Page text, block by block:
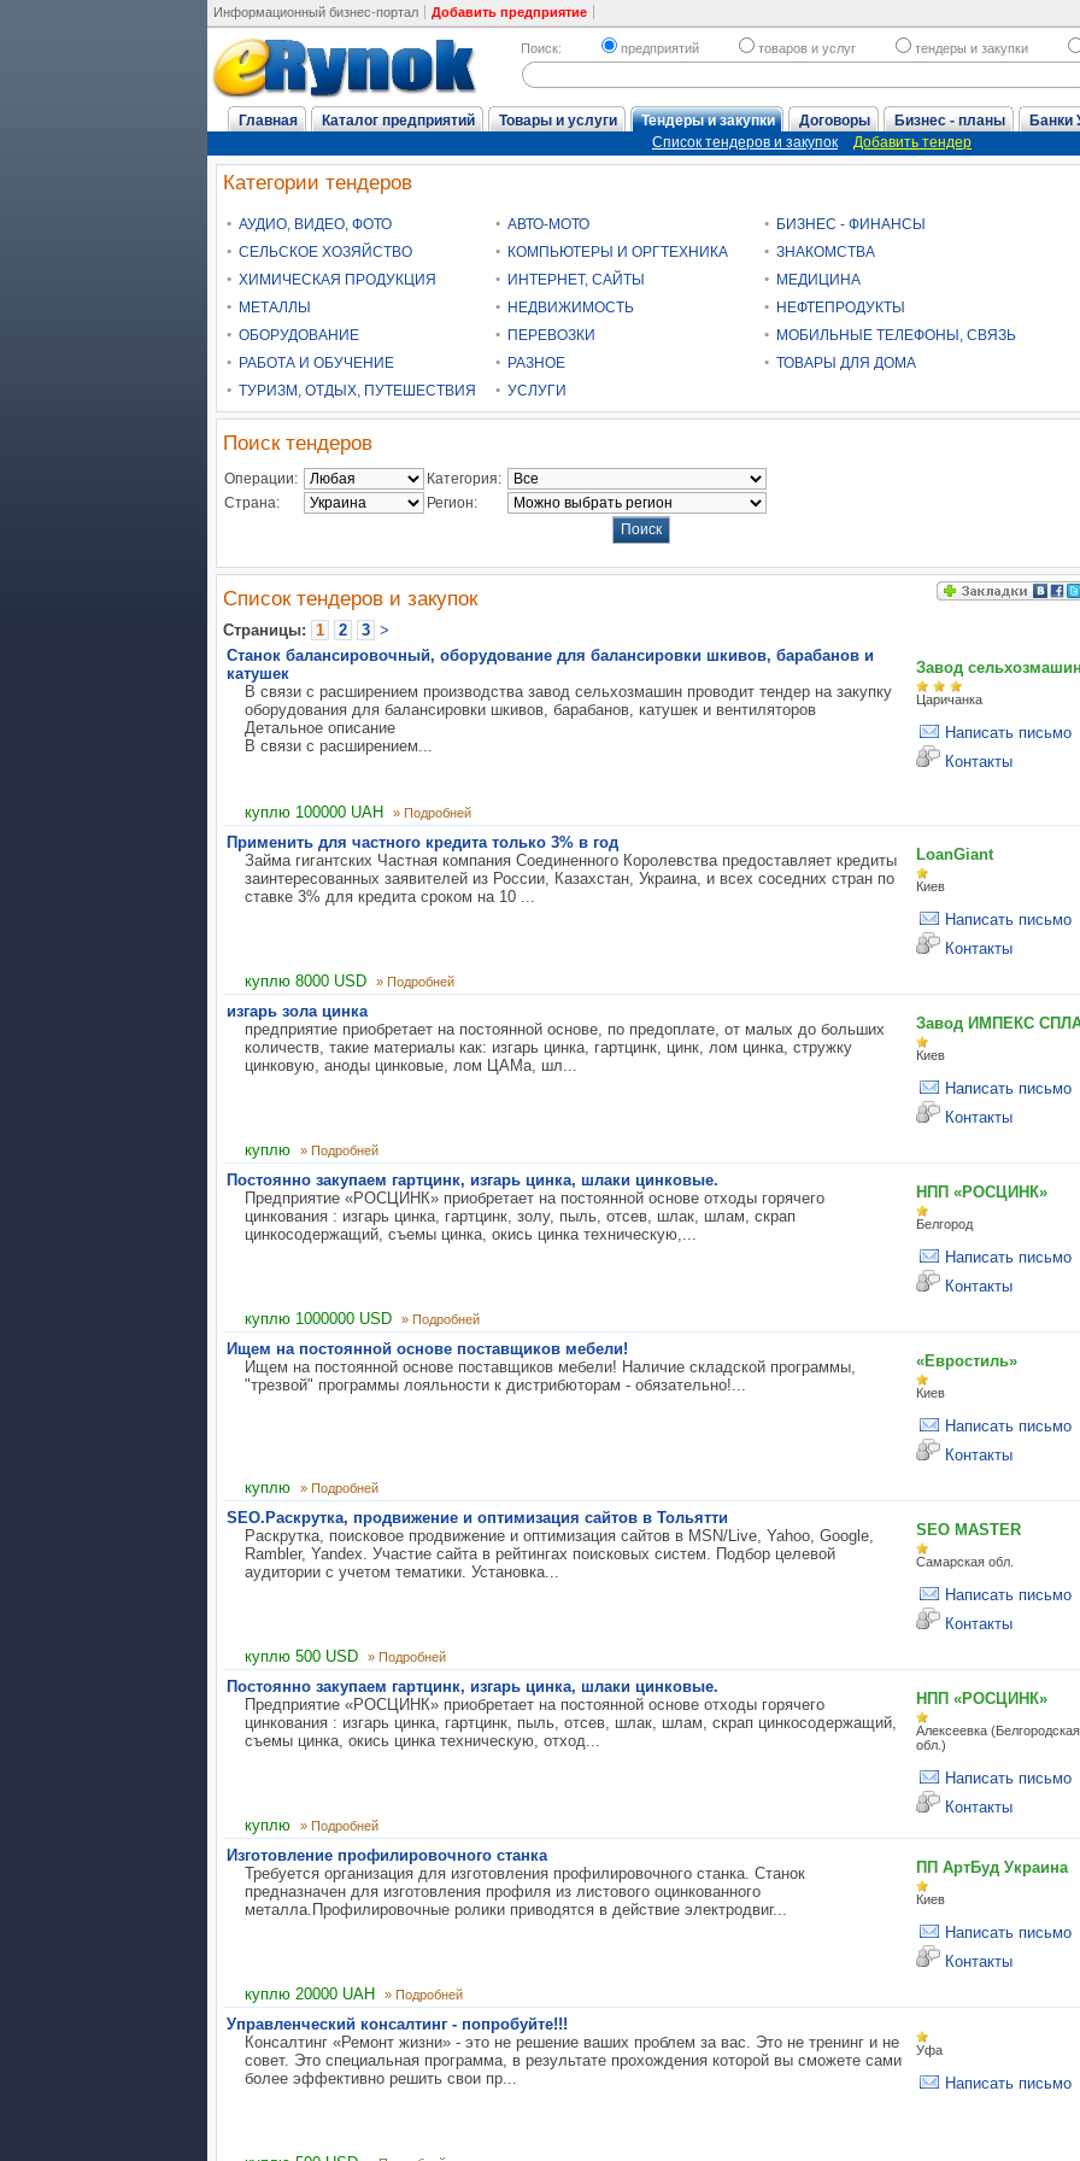
Информационный бизнес-портал Добавить предприятие
Поиск: предприятий товаров и услуг тендеры и закупки
Главная Каталог предприятий Товары и услуги Тендеры и закупки Договоры Бизнес - планы
Банки
Список тендеров и закупок
Добавить тендер
Категории тендеров
АУДИО, ВИДЕО, ФОТО АВТО-МОТО
БИЗНЕС - ФИНАНСЫ
СЕЛЬСКОЕ ХОЗЯЙСТВО
КОМПЬЮТЕРЫ И ОРГТЕХНИКА
ЗНАКОМСТВА
ХИМИЧЕСКАЯ ПРОДУКЦИЯ
ИНТЕРНЕТ, САЙТЫ
МЕДИЦИНА
МЕТАЛЛЫ
НЕДВИЖИМОСТЬ
НЕФТЕПРОДУКТЫ
ОБОРУДОВАНИЕ
ПЕРЕВОЗКИ
МОБИЛЬНЫЕ ТЕЛЕФОНЫ, СВЯЗЬ
РАБОТА И ОБУЧЕНИЕ
РАЗНОЕ
ТОВАРЫ ДЛЯ ДОМА
ТУРИЗМ, ОТДЫХ, ПУТЕШЕСТВИЯ
УСЛУГИ
Поиск тендеров
Операции:
Категория:
Страна:
Регион:
Список тендеров и закупок
Cтраницы: 1 2 3 >
Завод
Царичанка
Написать письмо
Контакты
Станок балансировочный, оборудование для балансировки шкивов, барабанов и
катушек
В связи с расширением производства завод сельхозмашин проводит тендер на закупку
оборудования для балансировки шкивов, барабанов, катушек и вентиляторов
Детальное описание
В связи с расширением...
куплю 100000 UAH » Подробней
LoanGiant
Киев
Написать письмо
Контакты
Применить для частного кредита только 3% в год
Займа гигантских Частная компания Соединенного Королевства предоставляет кредиты
заинтересованных заявителей из России, Казахстан, Украина, и всех соседних стран по
ставке 3% для кредита сроком на 10 ...
куплю 8000 USD » Подробней
Завод ИМПЕКС
Киев
Написать письмо
Контакты
изгарь зола цинка
предприятие приобретает на постоянной основе, по предоплате, от малых до больших
количеств, такие материалы как: изгарь цинка, гартцинк, цинк, лом цинка, стружку
цинковую, аноды цинковые, лом ЦАМа, шл...
куплю » Подробней
НПП «РОСЦИНК»
Белгород
Написать письмо
Контакты
Постоянно закупаем гартцинк, изгарь цинка, шлаки цинковые.
Предприятие «РОСЦИНК» приобретает на постоянной основе отходы горячего
цинкования : изгарь цинка, гартцинк, золу, пыль, отсев, шлак, шлам, скрап
цинкосодержащий, съемы цинка, окись цинка техническую,...
куплю 1000000 USD » Подробней
«Евростиль»
Киев
Написать письмо
Контакты
Ищем на постоянной основе поставщиков мебели!
Ищем на постоянной основе поставщиков мебели! Наличие складской программы,
"трезвой" программы лояльности к дистрибюторам - обязательно!...
куплю » Подробней
SEO MASTER
Самарская обл.
Написать письмо
Контакты
SEO.Раскрутка, продвижение и оптимизация сайтов в Тольятти
Раскрутка, поисковое продвижение и оптимизация сайтов в MSN/Live, Yahoo, Google,
Rambler, Yandex. Участие сайта в рейтингах поисковых систем. Подбор целевой
аудитории с учетом тематики. Установка...
куплю 500 USD » Подробней
НПП «РОСЦИНК»
Алексеевка (Белгородская
обл.)
Написать письмо
Контакты
Постоянно закупаем гартцинк, изгарь цинка, шлаки цинковые.
Предприятие «РОСЦИНК» приобретает на постоянной основе отходы горячего
цинкования : изгарь цинка, гартцинк, пыль, отсев, шлак, шлам, скрап цинкосодержащий,
съемы цинка, окись цинка техническую, отход...
куплю » Подробней
ПП АртБуд Украина
Киев
Написать письмо
Контакты
Изготовление профилировочного станка
Требуется организация для изготовления профилировочного станка. Станок
предназначен для изготовления профиля из листового оцинкованного
металла.Профилировочные ролики приводятся в действие электродвиг...
куплю 20000 UAH » Подробней
Уфа
Написать письмо
Управленческий консалтинг - попробуйте!!!
Консалтинг «Ремонт жизни» - это не решение ваших проблем за вас. Это не тренинг и не
совет. Это специальная программа, в результате прохождения которой вы сможете сами
более эффективно решить свои пр...